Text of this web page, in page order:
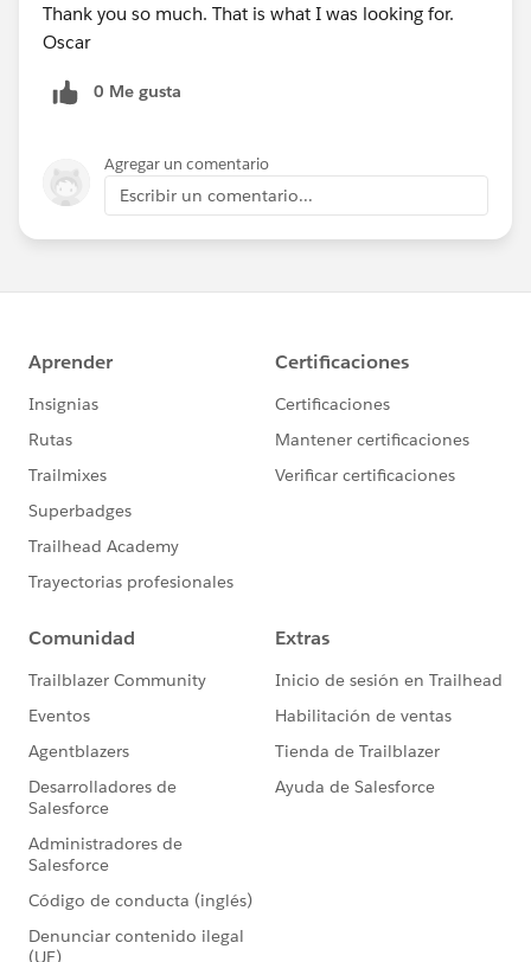
Thank you so much. That is what I was looking for.
Oscar
0 Me gusta
Agregar un comentario
Escribir un comentario...